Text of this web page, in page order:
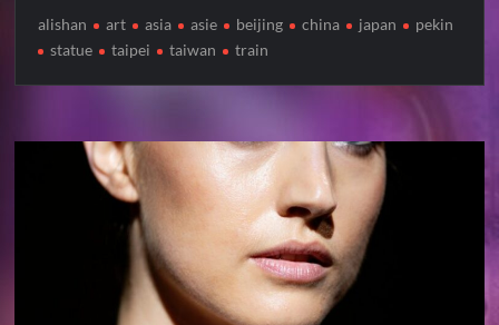
alishan art asia asie beijing china japan
pekin
statue
taipei taiwan train